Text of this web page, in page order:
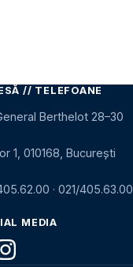
// TELEFOANE
Berthelot 28–30
1, 010168, București
· 021/405.63.00
MEDIA